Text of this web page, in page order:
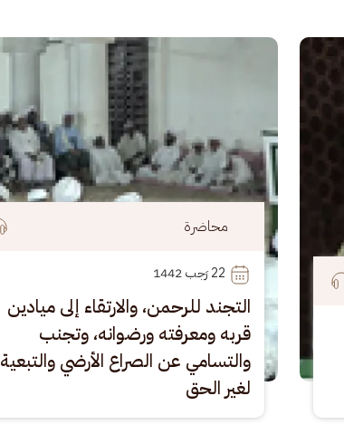
الصورة
محاضرة
22 رَجب 1442
التجند للرحمن، والارتقاء إلى ميادين
قربه ومعرفته ورضوانه، وتجنب
والتسامي عن الصراع الأرضي والتبعية
لغير الحق